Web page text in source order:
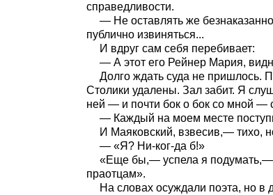
справедливости.
— Не оставлять же
публично извиняться...
И вдруг сам себя перебивает:
— А этот его Рейнер Мария,
Долго ждать суда не пришлось.
Столики удалены. Зал забит. Я
ней — и почти бок о бок со мной —
— Каждый на моем месте
И Маяковский, взвесив,— тихо,
— «Я? Ни-ког-да б!»
«Еще бы,— успела я подумать,—
праотцам».
На словах осуждали поэта, но в